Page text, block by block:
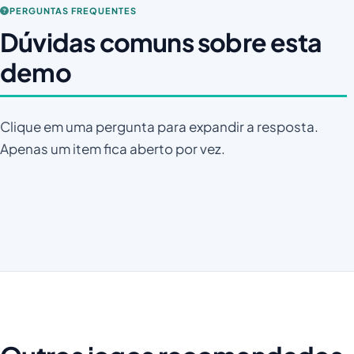
PERGUNTAS FREQUENTES
Dúvidas comuns sobre esta
demo
Clique em uma pergunta para expandir a resposta.
Apenas um item fica aberto por vez.